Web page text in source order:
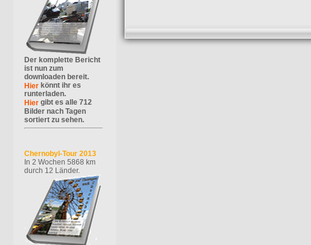
Der komplette Bericht
ist nun zum
downloaden bereit.
Hier könnt ihr es
runterladen.
Hier gibt es alle 712
Bilder nach Tagen
sortiert zu sehen.
Chernobyl-Tour 2013
In 2 Wochen 5868 km
durch 12 Länder.